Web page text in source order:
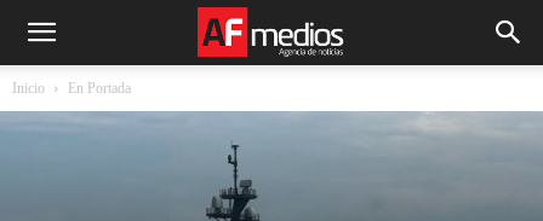
Inicio En Portada